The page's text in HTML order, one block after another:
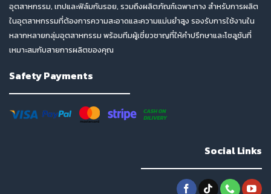
อุตสาหกรรม, เทปและฟิล์มกันรอย, รวมถึงผลิตภัณฑ์เฉพาะทาง สำหรับการผลิต
ในอุตสาหกรรมที่ต้องการความสะอาดและความแม่นยำสูง รองรับการใช้งานใน
หลากหลายกลุ่มอุตสาหกรรม พร้อมทีมผู้เชี่ยวชาญที่ให้คำปรึกษาและโซลูชันที่
เหมาะสมกับสายการผลิตของคุณ
Safety Payments
Social Links